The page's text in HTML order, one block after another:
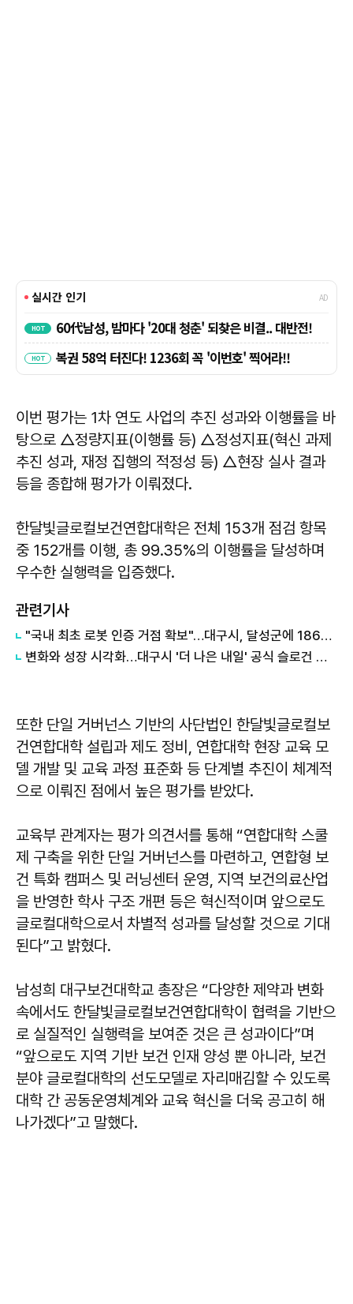
이번 평가는 1차 연도 사업의 추진 성과와 이행률을 바
탕으로 △정량지표(이행률 등) △정성지표(혁신 과제
추진 성과, 재정 집행의 적정성 등) △현장 실사 결과
등을 종합해 평가가 이뤄졌다.
한달빛글로컬보건연합대학은 전체 153개 점검 항목
중 152개를 이행, 총 99.35%의 이행률을 달성하며
우수한 실행력을 입증했다.
관련기사
"국내 최초 로봇 인증 거점 확보"…대구시, 달성군에 186억 투입해 휴머노이드 센터 구축
변화와 성장 시각화…대구시 '더 나은 내일' 공식 슬로건 디자인 공개
또한 단일 거버넌스 기반의 사단법인 한달빛글로컬보
건연합대학 설립과 제도 정비, 연합대학 현장 교육 모
델 개발 및 교육 과정 표준화 등 단계별 추진이 체계적
으로 이뤄진 점에서 높은 평가를 받았다.
교육부 관계자는 평가 의견서를 통해 “연합대학 스쿨
제 구축을 위한 단일 거버넌스를 마련하고, 연합형 보
건 특화 캠퍼스 및 러닝센터 운영, 지역 보건의료산업
을 반영한 학사 구조 개편 등은 혁신적이며 앞으로도
글로컬대학으로서 차별적 성과를 달성할 것으로 기대
된다”고 밝혔다.
남성희 대구보건대학교 총장은 “다양한 제약과 변화
속에서도 한달빛글로컬보건연합대학이 협력을 기반으
로 실질적인 실행력을 보여준 것은 큰 성과이다”며
“앞으로도 지역 기반 보건 인재 양성 뿐 아니라, 보건
분야 글로컬대학의 선도모델로 자리매김할 수 있도록
대학 간 공동운영체계와 교육 혁신을 더욱 공고히 해
나가겠다”고 말했다.